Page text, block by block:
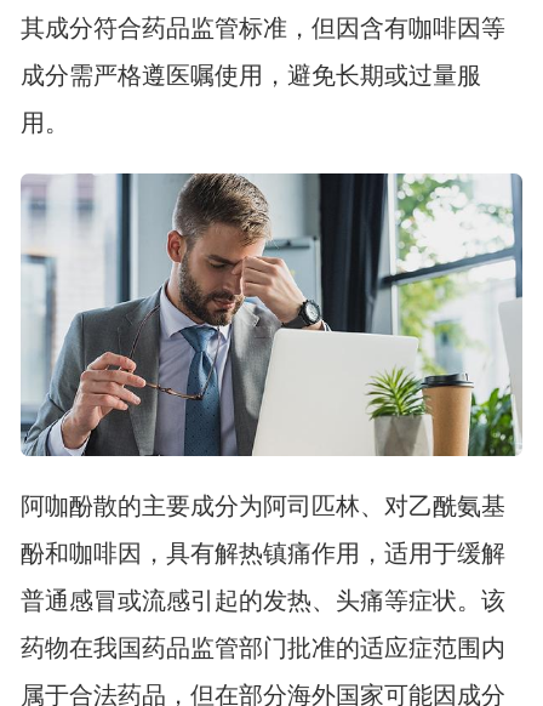
其成分符合药品监管标准，但因含有咖啡因等
成分需严格遵医嘱使用，避免长期或过量服
用。
阿咖酚散的主要成分为阿司匹林、对乙酰氨基
酚和咖啡因，具有解热镇痛作用，适用于缓解
普通感冒或流感引起的发热、头痛等症状。该
药物在我国药品监管部门批准的适应症范围内
属于合法药品，但在部分海外国家可能因成分